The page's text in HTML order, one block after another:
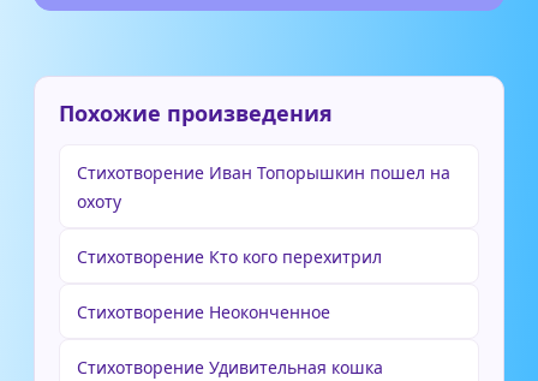
Похожие произведения
Стихотворение Иван Топорышкин пошел на
охоту
Стихотворение Кто кого перехитрил
Стихотворение Неоконченное
Стихотворение Удивительная кошка